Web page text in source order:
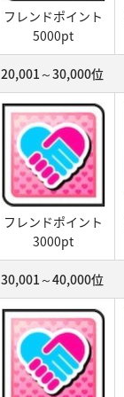
フレンドポイント
5000pt
20,001～30,000位
フレンドポイント
3000pt
30,001～40,000位